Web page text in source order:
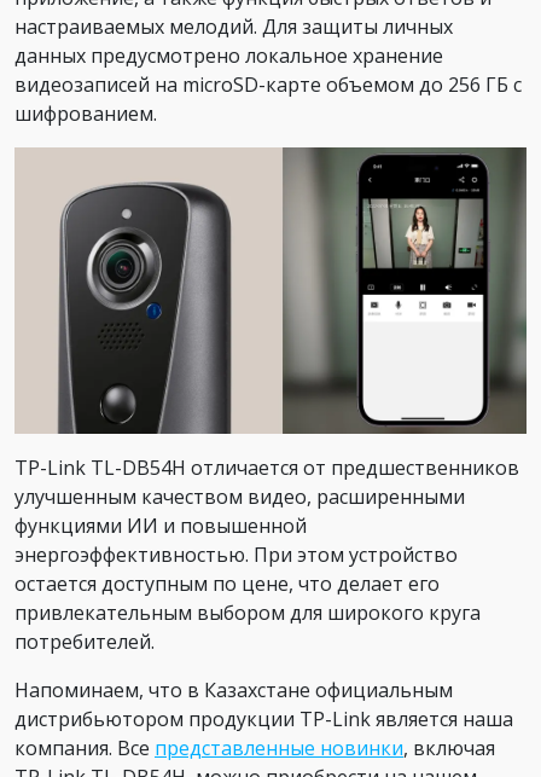
настраиваемых мелодий. Для защиты личных
данных предусмотрено локальное хранение
видеозаписей на microSD-карте объемом до 256 ГБ с
шифрованием.
TP-Link TL-DB54H отличается от предшественников
улучшенным качеством видео, расширенными
функциями ИИ и повышенной
энергоэффективностью. При этом устройство
остается доступным по цене, что делает его
привлекательным выбором для широкого круга
потребителей.
Напоминаем, что в Казахстане официальным
дистрибьютором продукции TP-Link является наша
компания. Все представленные новинки, включая